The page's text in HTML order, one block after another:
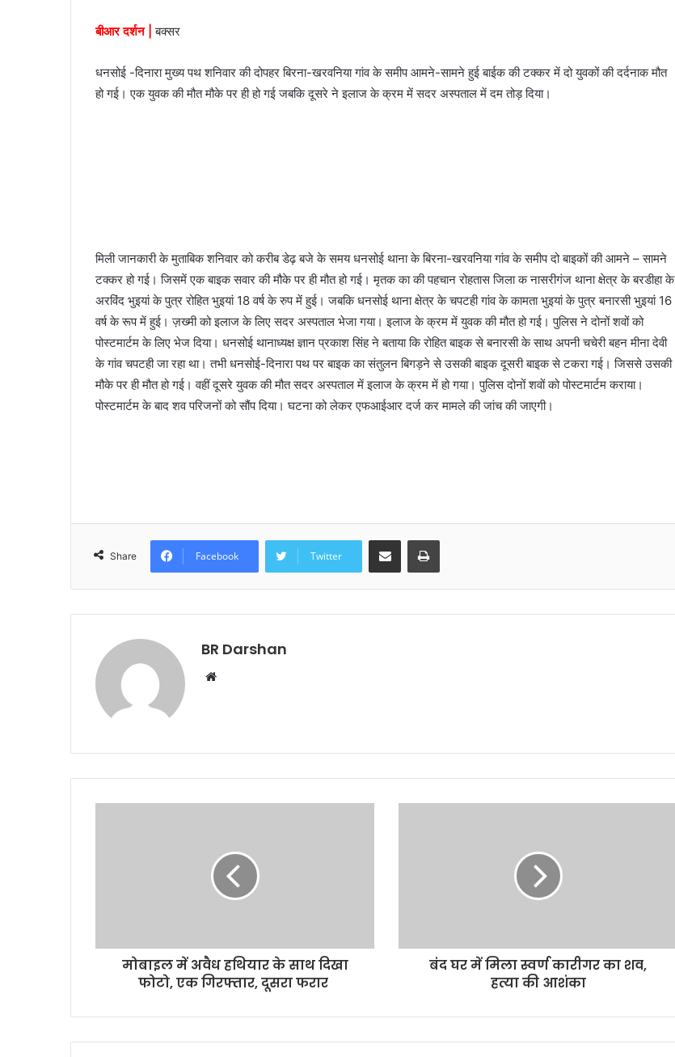
बीआर दर्शन | बक्सर
धनसोई -दिनारा मुख्य पथ शनिवार की दोपहर बिरना-खरवनिया गांव के समीप आमने-सामने हुई बाईक की टक्कर में दो युवकों की दर्दनाक मौत
हो गई। एक युवक की मौत मौके पर ही हो गई जबकि दूसरे ने इलाज के क्रम में सदर अस्पताल में दम तोड़ दिया।
मिली जानकारी के मुताबिक शनिवार को करीब डेढ़ बजे के समय धनसोई थाना के बिरना-खरवनिया गांव के समीप दो बाइकों की आमने – सामने
टक्कर हो गई। जिसमें एक बाइक सवार की मौके पर ही मौत हो गई। मृतक का की पहचान रोहतास जिला क नासरीगंज थाना क्षेत्र के बरडीहा के
अरविंद भुइयां के पुत्र रोहित भुइयां 18 वर्ष के रुप में हुई। जबकि धनसोई थाना क्षेत्र के चपटही गांव के कामता भुइयां के पुत्र बनारसी भुइयां 16
वर्ष के रूप में हुई। ज़ख्मी को इलाज के लिए सदर अस्पताल भेजा गया। इलाज के क्रम में युवक की मौत हो गई। पुलिस ने दोनों शवों को
पोस्टमार्टम के लिए भेज दिया। धनसोई थानाध्यक्ष ज्ञान प्रकाश सिंह ने बताया कि रोहित बाइक से बनारसी के साथ अपनी चचेरी बहन मीना देवी
के गांव चपटही जा रहा था। तभी धनसोई-दिनारा पथ पर बाइक का संतुलन बिगड़ने से उसकी बाइक दूसरी बाइक से टकरा गई। जिससे उसकी
मौके पर ही मौत हो गई। वहीं दूसरे युवक की मौत सदर अस्पताल में इलाज के क्रम में हो गया। पुलिस दोनों शवों को पोस्टमार्टम कराया।
पोस्टमार्टम के बाद शव परिजनों को सौंप दिया। घटना को लेकर एफआईआर दर्ज कर मामले की जांच की जाएगी।
Share Facebook Twitter
BR Darshan
i
मोबाइल में अवैध हथियार के साथ दिखा
फोटो, एक गिरफ्तार, दूसरा फरार
बंद घर में मिला स्वर्ण कारीगर का शव,
हत्या की आशंका